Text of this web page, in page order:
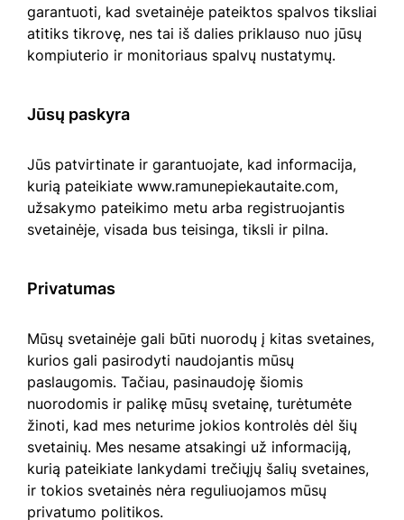
garantuoti, kad svetainėje pateiktos spalvos tiksliai
atitiks tikrovę, nes tai iš dalies priklauso nuo jūsų
kompiuterio ir monitoriaus spalvų nustatymų.
Jūsų paskyra
Jūs patvirtinate ir garantuojate, kad informacija,
kurią pateikiate www.ramunepiekautaite.com,
užsakymo pateikimo metu arba registruojantis
svetainėje, visada bus teisinga, tiksli ir pilna.
Privatumas
Mūsų svetainėje gali būti nuorodų į kitas svetaines,
kurios gali pasirodyti naudojantis mūsų
paslaugomis. Tačiau, pasinaudoję šiomis
nuorodomis ir palikę mūsų svetainę, turėtumėte
žinoti, kad mes neturime jokios kontrolės dėl šių
svetainių. Mes nesame atsakingi už informaciją,
kurią pateikiate lankydami trečiųjų šalių svetaines,
ir tokios svetainės nėra reguliuojamos mūsų
privatumo politikos.